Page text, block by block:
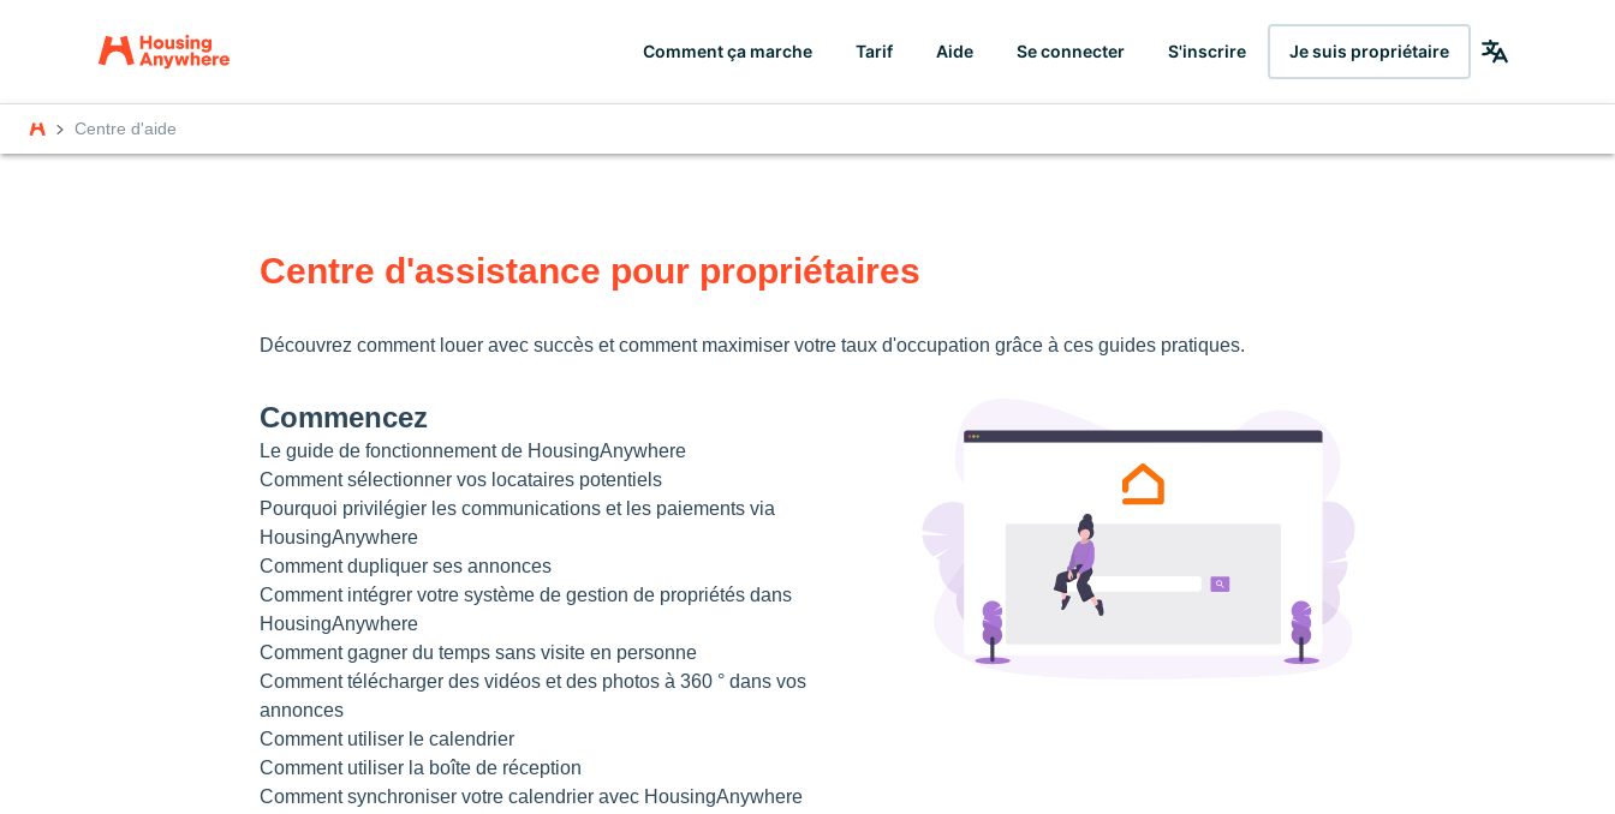
Comment ça marche Tarif Aide Se connecter S'inscrire Je suis propriétaire
Centre d'aide
Centre d'assistance pour propriétaires
Découvrez comment louer avec succès et comment maximiser votre taux d'occupation grâce à ces guides pratiques.
Commencez
Le guide de fonctionnement de HousingAnywhere
Comment sélectionner vos locataires potentiels
Pourquoi privilégier les communications et les paiements via
HousingAnywhere
Comment dupliquer ses annonces
Comment intégrer votre système de gestion de propriétés dans
HousingAnywhere
Comment gagner du temps sans visite en personne
Comment télécharger des vidéos et des photos à 360 ° dans vos
annonces
Comment utiliser le calendrier
Comment utiliser la boîte de réception
Comment synchroniser votre calendrier avec HousingAnywhere